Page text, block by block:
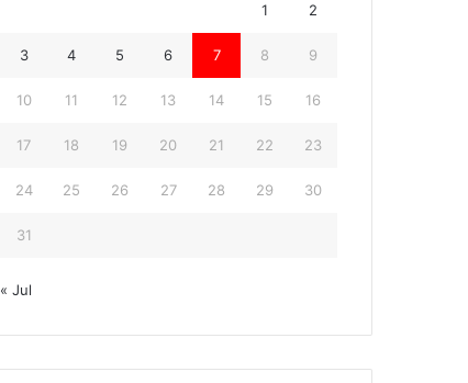
1 2
3 4 5 6 7 8 9
10 11 12 13 14 15 16
17 18 19 20 21 22 23
24 25 26 27 28 29 30
31
« Jul